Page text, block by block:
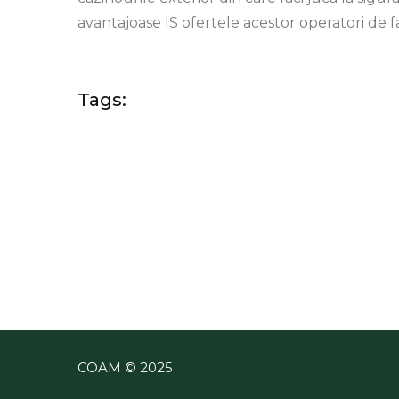
avantajoase IS ofertele acestor operatori de
Tags:
COAM © 2025